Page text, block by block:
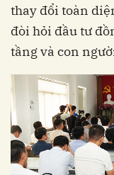
thay đổi toàn
đòi hỏi đầu tư
tầng và con